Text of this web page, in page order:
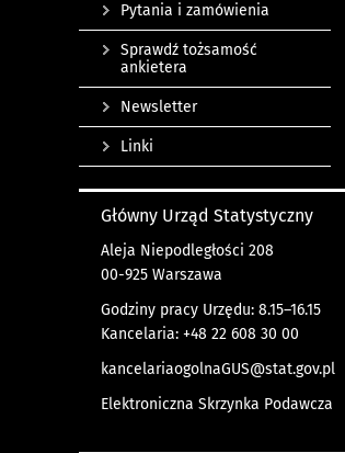
Pytania i zamówienia
Sprawdź tożsamość
ankietera
Newsletter
Linki
Główny Urząd Statystyczny
Aleja Niepodległości 208
00-925 Warszawa
Godziny pracy Urzędu: 8.15–16.15
Kancelaria: +48 22 608 30 00
kancelariaogolnaGUS@stat.gov.pl
Elektroniczna Skrzynka Podawcza